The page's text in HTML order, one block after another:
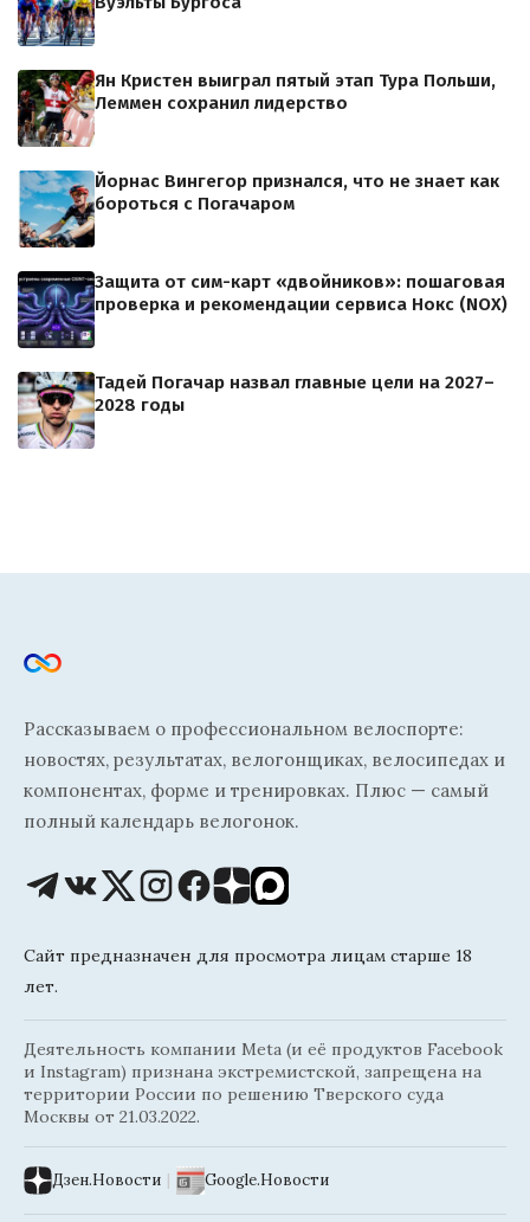
Ян Кристен выиграл пятый этап Тура Польши,
Леммен сохранил лидерство
Йорнас Вингегор признался, что не знает как
бороться с Погачаром
Защита от сим-карт «двойников»: пошаговая
проверка и рекомендации сервиса Нокс (NOX)
Тадей Погачар назвал главные цели на 2027–
2028 годы
Рассказываем о профессиональном велоспорте:
новостях, результатах, велогонщиках, велосипедах и
компонентах, форме и тренировках. Плюс — самый
полный календарь велогонок.
Сайт предназначен для просмотра лицам старше 18
лет.
Деятельность компании Meta (и её продуктов Facebook
и Instagram) признана экстремистской, запрещена на
территории России по решению Тверского суда
Москвы от 21.03.2022.
Дзен.Новости | Google.Новости